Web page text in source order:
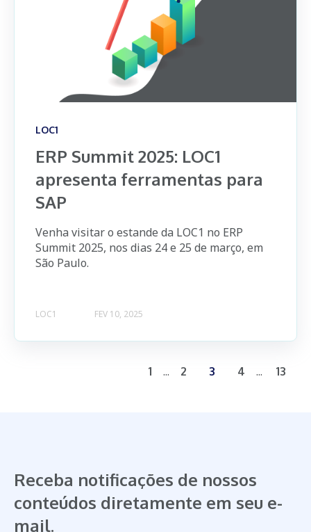
LOC1
ERP Summit 2025: LOC1
apresenta ferramentas para
SAP
Venha visitar o estande da LOC1 no ERP
Summit 2025, nos dias 24 e 25 de março, em
São Paulo.
LOC1 FEV 10, 2025
1 ... 2 3 4 ... 13
Receba notificações de nossos
conteúdos diretamente em seu e-
mail.